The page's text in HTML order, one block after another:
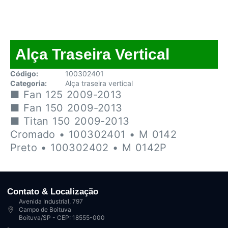
Alça Traseira Vertical
Código:
100302401
Categoria:
Alça traseira vertical
■ Fan 125 2009-2013
■ Fan 150 2009-2013
■ Titan 150 2009-2013
Cromado • 100302401 • M 0142
Preto • 100302402 • M 0142P
Contato & Localização
Avenida Industrial, 797
Campo de Boituva
Boituva/SP - CEP: 18555-000